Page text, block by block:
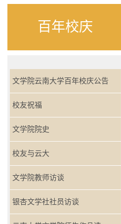
百年校庆
文学院云南大学百年校庆公告
校友祝福
文学院院史
校友与云大
文学院教师访谈
银杏文学社社员访谈